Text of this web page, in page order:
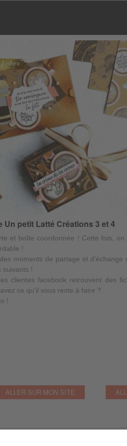
Un petit Latté Créations 3 et 4
et boîte coordonnée ! Cette fois,
!
moments de partage et d'échange
suivants !
clientes facebook retrouvent des
ce qu'il vous reste à faire ?
!
ALLER SUR MON SITE